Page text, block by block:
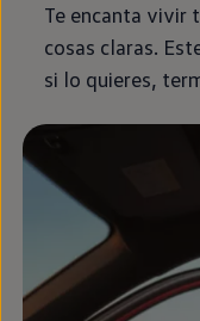
Te encanta vivir
cosas claras.
si lo quieres,
Enable fullscreen mode